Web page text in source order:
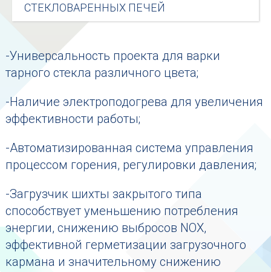
СТЕКЛОВАРЕННЫХ ПЕЧЕЙ
-Универсальность проекта для варки
тарного стекла различного цвета;
-Наличие электроподогрева для увеличения
эффективности работы;
-Автоматизированная система управления
процессом горения, регулировки давления;
-Загрузчик шихты закрытого типа
способствует уменьшению потребления
энергии, снижению выбросов NOX,
эффективной герметизации загрузочного
кармана и значительному снижению